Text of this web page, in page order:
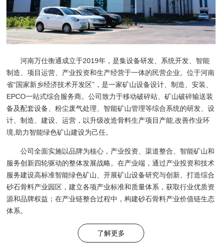
河南万仕衡通成立于2019年，是集设备研发、系统开发、智能
制造、项目运营、产业投资和生产经营于一体的民营企业。位于河南
省“国家新乡经济技术开发区”，是一家矿山设备设计、制造、安装、
EPCO一站式综合服务商。公司致力于移动破碎站、矿山破碎输送装
备及配套设备、粉尘废气处理、智能矿山管理等综合系统的研发、设
计、制造、建设、运营，以升级改造骨料生产项目产能,改善作业环
境,助力智能绿色矿山建设为己任。
公司全面实施以品牌为核心，产业投资、渠道整合、智能矿山和
服务创新四轮驱动的整体发展战略。在产业端，通过产业投资和技术
服务建设高标准智能绿色矿山、开展矿山设备研究与创新、打造综合
砂石骨料产业园区，建立各项产业标准和质量体系，获取行业优质资
源和品牌权益；在产业链整合过程中，构建砂石骨料产业价值链生态
体系。
了解更多